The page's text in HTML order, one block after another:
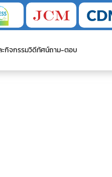
กิจกรรมวิดีทัศน์ถาม-ตอบ